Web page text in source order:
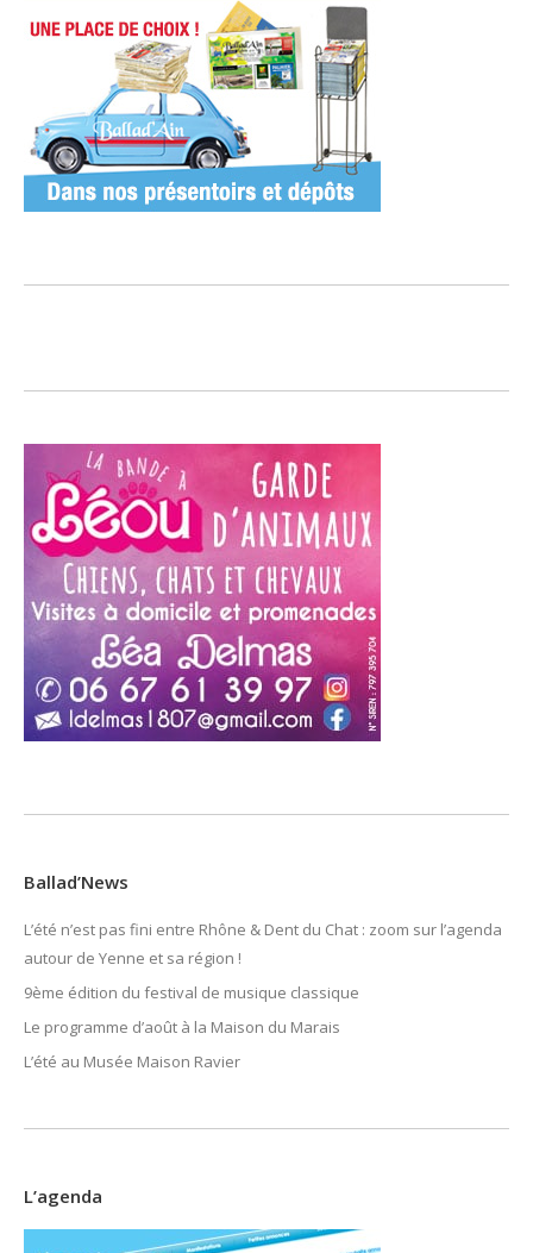
Ballad’News
L’été n’est pas fini entre Rhône & Dent du Chat : zoom sur l’agenda
autour de Yenne et sa région !
9ème édition du festival de musique classique
Le programme d’août à la Maison du Marais
L’été au Musée Maison Ravier
L’agenda